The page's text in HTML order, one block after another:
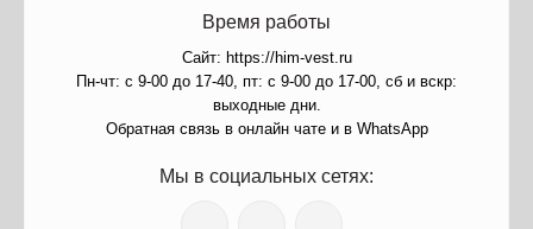
Время работы
Сайт: https://him-vest.ru
Пн-чт: с 9-00 до 17-40, пт: с 9-00 до 17-00, сб и вскр:
выходные дни.
Обратная связь в онлайн чате и в WhatsApp
Мы в социальных сетях: